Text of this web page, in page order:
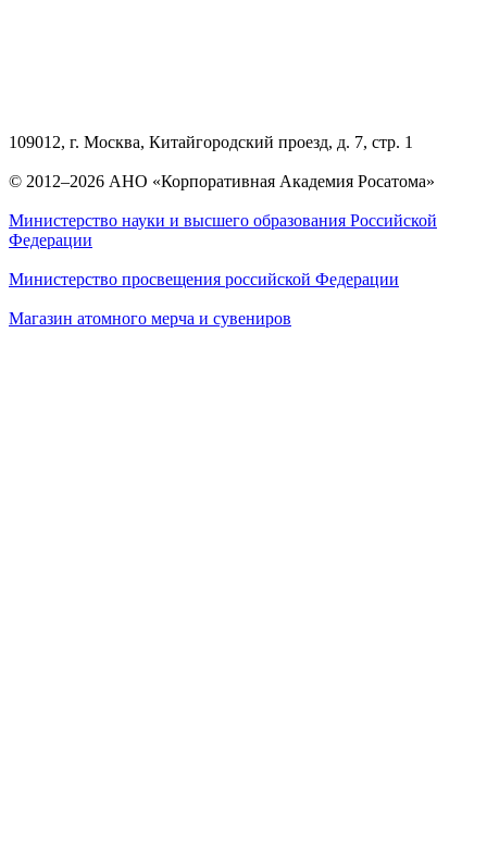
109012, г. Москва, Китайгородский проезд, д. 7, стр. 1
© 2012–2026 АНО «Корпоративная Академия Росатома»
Министерство науки и высшего образования Российской
Федерации
Министерство просвещения российской Федерации
Магазин атомного мерча и сувениров